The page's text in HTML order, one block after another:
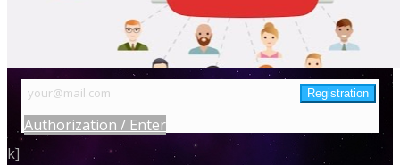
Authorization / Enter
k]